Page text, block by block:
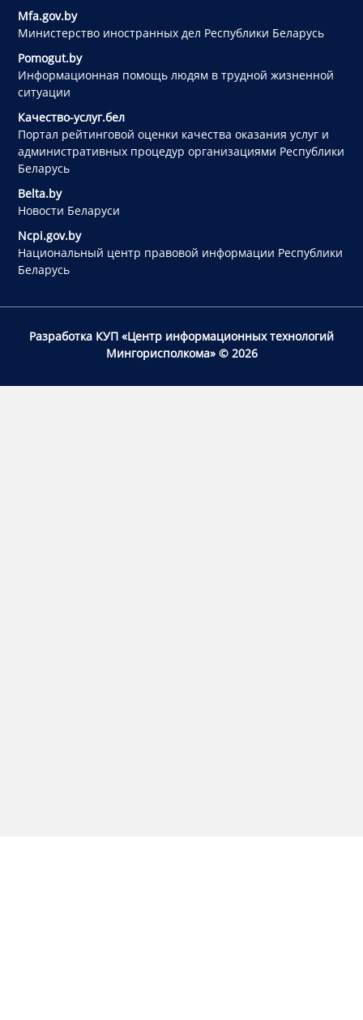
Mfa.gov.by
Министерство иностранных дел Республики Беларусь
Pomogut.by
Информационная помощь людям в трудной жизненной
ситуации
Качество-услуг.бел
Портал рейтинговой оценки качества оказания услуг и
административных процедур организациями Республики
Беларусь
Belta.by
Новости Беларуси
Ncpi.gov.by
Национальный центр правовой информации Республики
Беларусь
Разработка КУП «Центр информационных технологий
Мингорисполкома»© 2026